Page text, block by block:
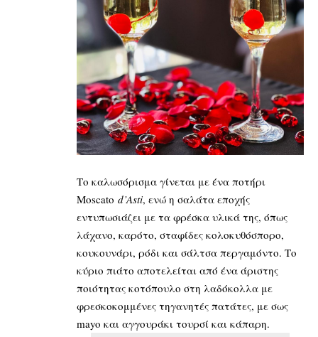
Το καλωσόρισμα γίνεται με ένα ποτήρι
Moscato d’Asti, ενώ η σαλάτα εποχής
εντυπωσιάζει με τα φρέσκα υλικά της, όπως
λάχανο, καρότο, σταφίδες κολοκυθόσπορο,
κουκουνάρι, ρόδι και σάλτσα περγαμόντο. Το
κύριο πιάτο αποτελείται από ένα άριστης
ποιότητας κοτόπουλο στη λαδόκολλα με
φρεσκοκομμένες τηγανητές πατάτες, με σως
mayo και αγγουράκι τουρσί και κάπαρη.